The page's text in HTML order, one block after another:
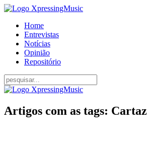
Home
Entrevistas
Notícias
Opinião
Repositório
Artigos com as tags: Cartaz